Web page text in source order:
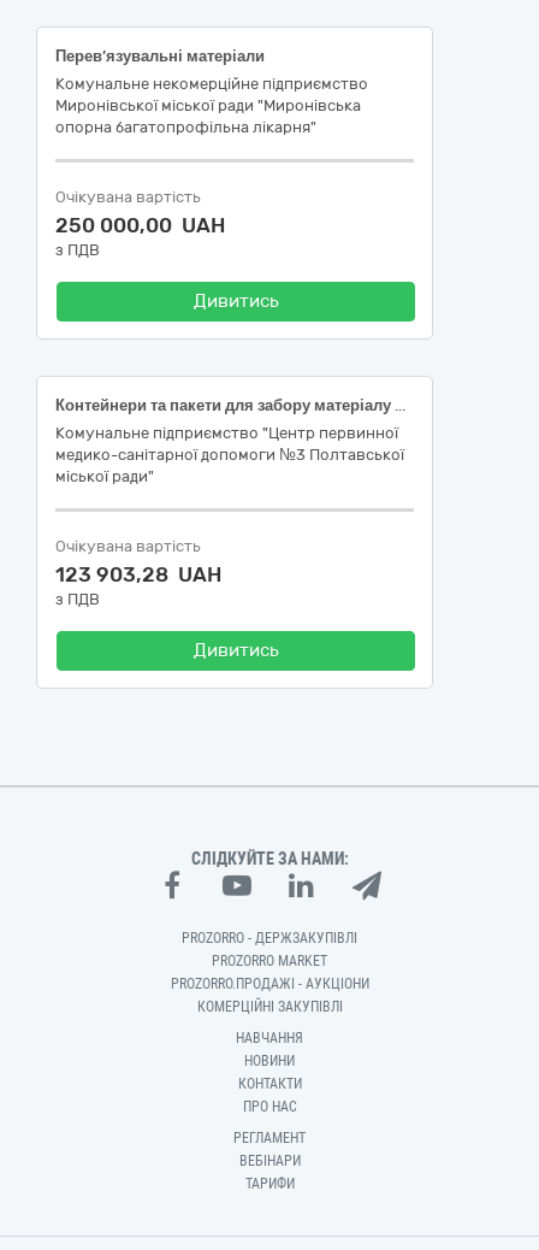
Перев’язувальні матеріали
Комунальне некомерційне підприємство
Миронівської міської ради "Миронівська
опорна багатопрофільна лікарня"
Очікувана вартість
250 000,00 UAH
з ПДВ
Дивитись
Контейнери та пакети для забору матеріалу для аналізів, дренажі та комплекти
Комунальне підприємство "Центр первинної
медико-санітарної допомоги №3 Полтавської
міської ради"
Очікувана вартість
123 903,28 UAH
з ПДВ
Дивитись
СЛІДКУЙТЕ ЗА НАМИ:
PROZORRO - ДЕРЖЗАКУПІВЛІ
PROZORRO MARKET
PROZORRO.ПРОДАЖІ - АУКЦІОНИ
КОМЕРЦІЙНІ ЗАКУПІВЛІ
НАВЧАННЯ
НОВИНИ
КОНТАКТИ
ПРО НАС
РЕГЛАМЕНТ
ВЕБІНАРИ
ТАРИФИ